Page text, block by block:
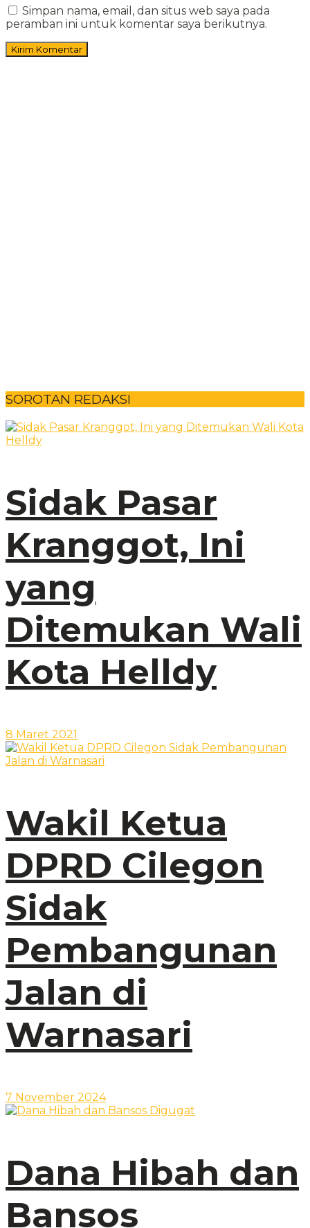
Simpan nama, email, dan situs web saya pada
peramban ini untuk komentar saya berikutnya.
SOROTAN REDAKSI
Sidak Pasar
Kranggot, Ini
yang
Ditemukan Wali
Kota Helldy
8 Maret 2021
Wakil Ketua
DPRD Cilegon
Sidak
Pembangunan
Jalan di
Warnasari
7 November 2024
Dana Hibah dan
Bansos